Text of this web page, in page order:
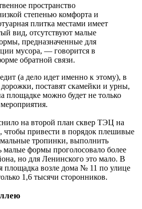
пространство
степенью комфорта и
плитка местами имеет
вид, отсутствуют малые
предназначенные для
мусора, — говорится в
обратной связи.
(а дело идет именно к этому), в
дорожки, поставят скамейки и урны,
площадке можно будет не только
на второй план сквер ТЭЦ на
чтобы привести в порядок плешивые
тропинки, выполнить
малые формы проголосовало более
но для Ленинского это мало. В
площадка возле дома № 11 по улице
1,6 тысячи сторонников.